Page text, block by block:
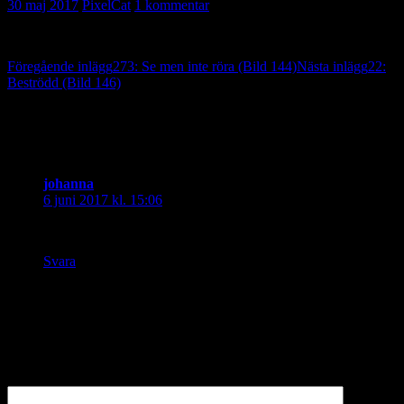
30 maj 2017 PixelCat 1 kommentar
Inläggsnavigering
Föregående inlägg273: Se men inte röra (Bild 144)Nästa inlägg22:
Beströdd (Bild 146)
johanna
6 juni 2017 kl. 15:06
Svara